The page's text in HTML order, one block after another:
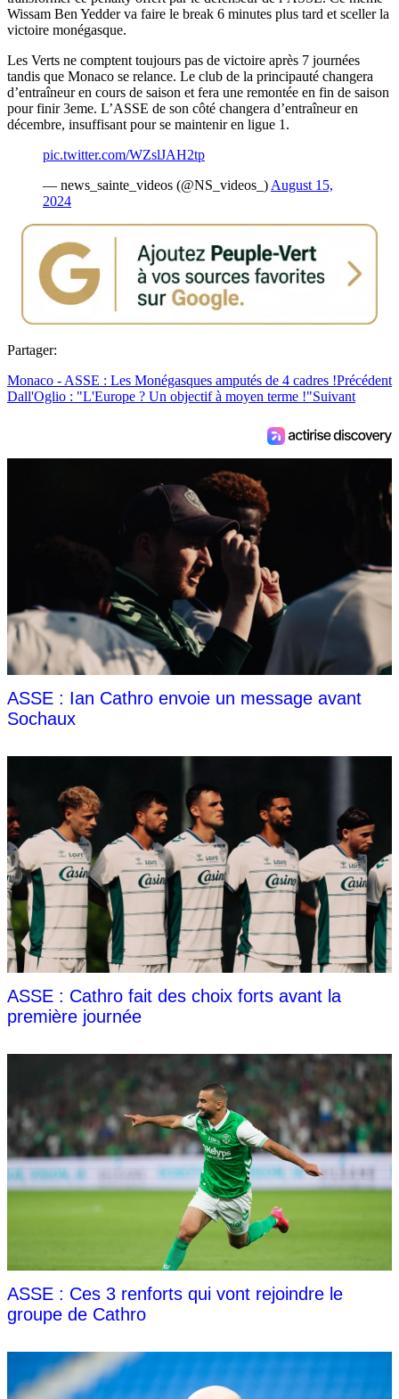
Wissam Ben Yedder va faire le break 6 minutes plus tard et sceller la
victoire monégasque.
Les Verts ne comptent toujours pas de victoire après 7 journées
tandis que Monaco se relance. Le club de la principauté changera
d’entraîneur en cours de saison et fera une remontée en fin de saison
pour finir 3eme. L’ASSE de son côté changera d’entraîneur en
décembre, insuffisant pour se maintenir en ligue 1.
pic.twitter.com/WZslJAH2tp
— news_sainte_videos (@NS_videos_) August 15,
2024
Partager:
Monaco - ASSE : Les Monégasques amputés de 4 cadres !Précédent
Dall'Oglio : "L'Europe ? Un objectif à moyen terme !"Suivant
ASSE : Ian Cathro envoie un message avant
Sochaux
ASSE : Cathro fait des choix forts avant la
première journée
ASSE : Ces 3 renforts qui vont rejoindre le
groupe de Cathro